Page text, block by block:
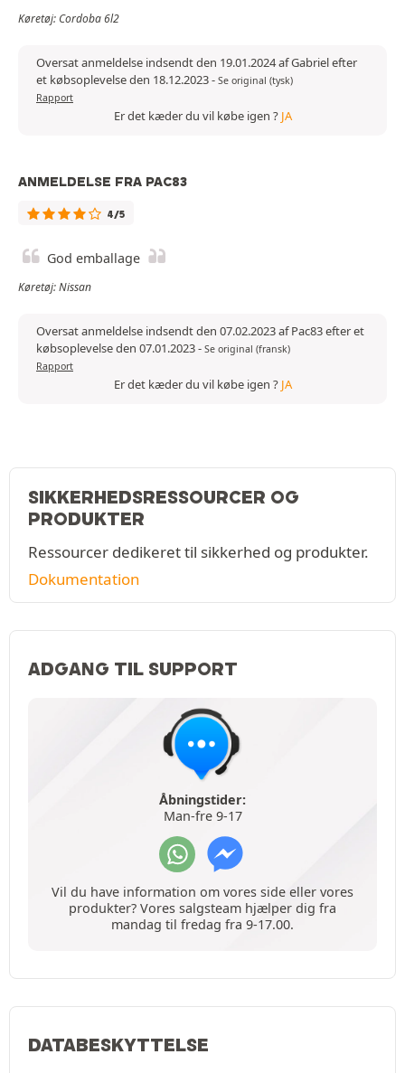
Køretøj: Cordoba 6l2
Oversat anmeldelse indsendt den 19.01.2024 af Gabriel efter
et købsoplevelse den 18.12.2023- Se original (tysk)
Rapport
Er det kæder du vil købe igen ? JA
ANMELDELSE FRA PAC83
4/5
God emballage
Køretøj: Nissan
Oversat anmeldelse indsendt den 07.02.2023 af Pac83 efter et
købsoplevelse den 07.01.2023- Se original (fransk)
Rapport
Er det kæder du vil købe igen ? JA
SIKKERHEDSRESSOURCER OG
PRODUKTER
Ressourcer dedikeret til sikkerhed og produkter.
Dokumentation
ADGANG TIL SUPPORT
Åbningstider:
Man-fre 9-17
Vil du have information om vores side eller vores
produkter? Vores salgsteam hjælper dig fra
mandag til fredag fra 9-17.00.
DATABESKYTTELSE